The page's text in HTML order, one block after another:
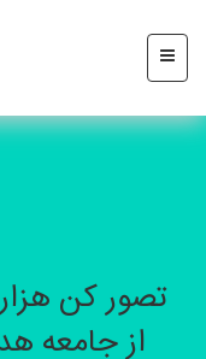
تصور کن
از جامعه